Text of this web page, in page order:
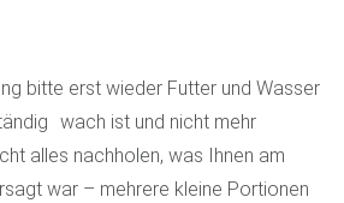
bitte erst wieder Futter und Wasser
wach ist und nicht mehr
alles nachholen, was Ihnen am
war – mehrere kleine Portionen